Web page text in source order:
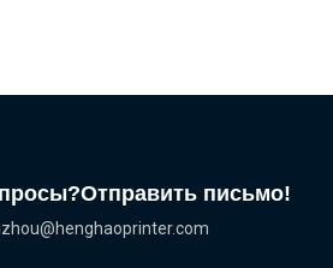
письмо!